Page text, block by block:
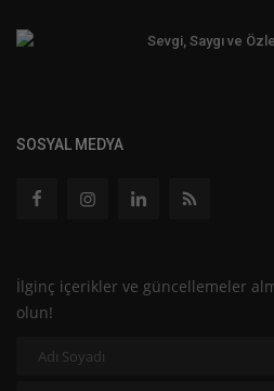
Sevgi, Saygı ve
SOSYAL MEDYA
İlginç içerikler ve güncellemeler
olun!